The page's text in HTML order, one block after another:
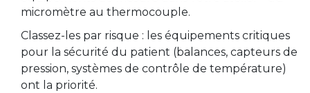
micromètre au thermocouple.
Classez-les par risque : les équipements critiques
pour la sécurité du patient (balances, capteurs de
pression, systèmes de contrôle de température)
ont la priorité.